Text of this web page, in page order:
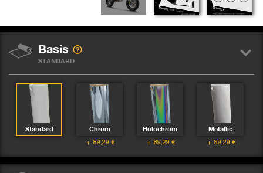
Basis
STANDARD
Standard Chrom
89,29 €
Holochrom
89,29 €
Metallic
89,29 €